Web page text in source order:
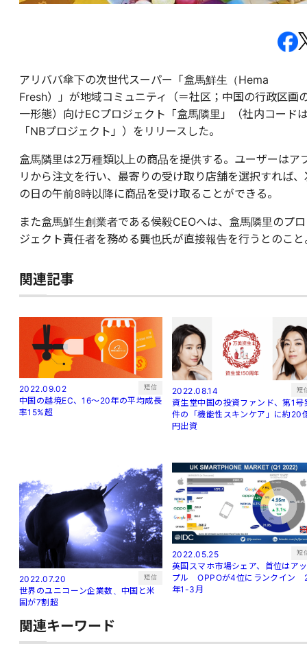
アリババ傘下の次世代スーパー「盒馬鮮生（Hema
Fresh）」が地域コミュニティ（＝社区；​中国の行政区画
一形態）向けECプロジェクト「盒馬隣里」（社内コード
「NBプロジェクト」）をリリースした。
盒馬隣里は2万種類以上の商品を提供する。ユーザーはア
リから注文を行い、最寄りの受け取り店舗を選択すれば、
の日の午前8時以降に商品を受け取ることができる。
また盒馬鮮生創業者である侯毅CEOへは、盒馬隣里のプロ
ジェクト責任者を務める龔也氏が直接報告を行うとのこと
関連記事
2022.09.02 短信
中国の越境EC、16～20年の平均成長
率15%超
2022.08.14 短
資生堂中国の投資ファンド、第1号
件の「機能性スキンケア」に約20
円出資
2022.07.20 短信
世界のユニコーン企業数、中国と米
国が7割超
2022.05.25 短
英国スマホ市場シェア、首位はアッ
プル OPPOが4位にランクイン
年1-3月
関連キーワード